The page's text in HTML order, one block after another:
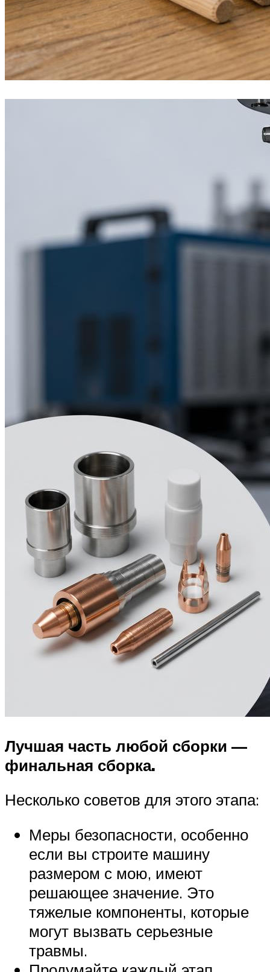
Лучшая часть любой сборки —
финальная сборка.
Несколько советов для этого этапа:
Меры безопасности, особенно
если вы строите машину
размером с мою, имеют
решающее значение. Это
тяжелые компоненты, которые
могут вызвать серьезные
травмы.